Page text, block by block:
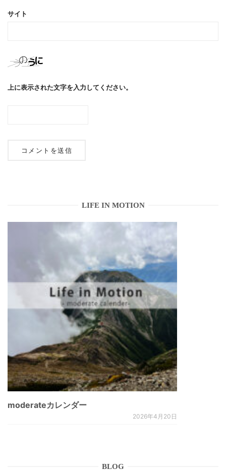
サイト
上に表示された文字を入力してください。
LIFE IN MOTION
moderateカレンダー
2026年4月20日
BLOG